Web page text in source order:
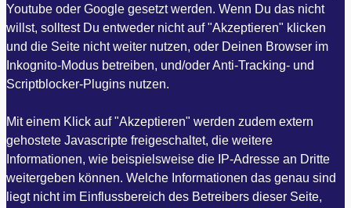
Youtube oder Google gesetzt werden. Wenn Du das nicht
willst, solltest Du entweder nicht auf "Akzeptieren" klicken
und die Seite nicht weiter nutzen, oder Deinen Browser im
Inkognito-Modus betreiben, und/oder Anti-Tracking- und
Scriptblocker-Plugins nutzen.
Mit einem Klick auf "Akzeptieren" werden zudem extern
gehostete Javascripte freigeschaltet, die weitere
Informationen, wie beispielsweise die IP-Adresse an Dritte
weitergeben können. Welche Informationen das genau sind
liegt nicht im Einflussbereich des Betreibers dieser Seite,